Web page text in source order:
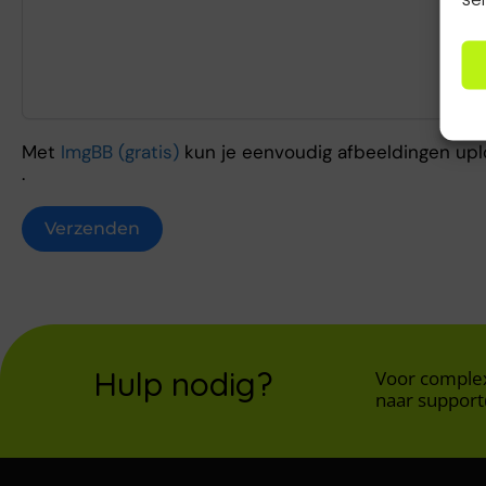
Met ImgBB (gratis) kun je eenvoudig afbeeldingen
.
Verzenden
Hulp nodig?
Voor
naar